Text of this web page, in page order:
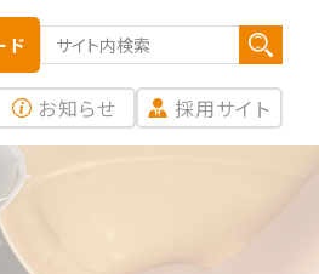
ド
お知らせ 採用サイト